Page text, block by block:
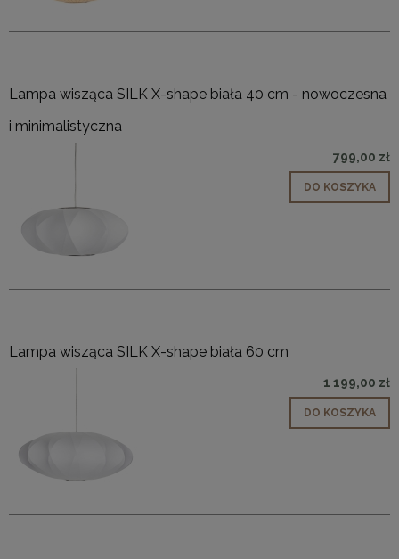
Lampa wisząca SILK X-shape biała 40 cm - nowoczesna
i minimalistyczna
799,00 zł
DO KOSZYKA
Lampa wisząca SILK X-shape biała 60 cm
1 199,00 zł
DO KOSZYKA